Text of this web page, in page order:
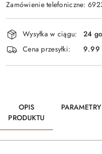
Zamówienie telefoniczne:
Dostępność
i
dostawa
Wysyłka w ciągu:
24
Cena przesyłki:
9.99
OPIS
PRODUKTU
PARAMETRY